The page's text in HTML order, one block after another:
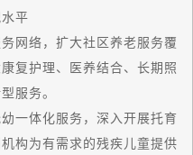
平
络，扩大社区养老服务覆
复护理、医养结合、长期照
服务。
体化服务，深入开展托育
构为有需求的残疾儿童提供